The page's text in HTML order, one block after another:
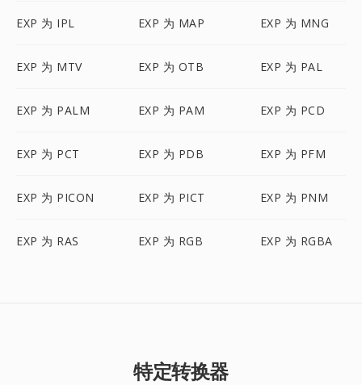
EXP 为 IPL EXP 为 MAP EXP 为 MNG
EXP 为 MTV EXP 为 OTB EXP 为 PAL
EXP 为 PALM EXP 为 PAM EXP 为 PCD
EXP 为 PCT EXP 为 PDB EXP 为 PFM
EXP 为 PICON EXP 为 PICT EXP 为 PNM
EXP 为 RAS EXP 为 RGB EXP 为 RGBA
特定转换器